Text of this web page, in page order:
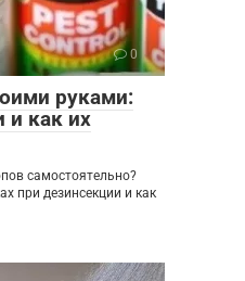
0
руками:
и как их
самостоятельно?
при дезинсекции и как